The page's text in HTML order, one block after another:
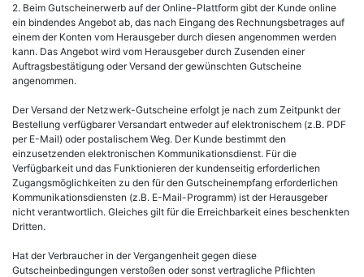
2. Beim Gutscheinerwerb auf der Online-Plattform gibt der Kunde online
ein bindendes Angebot ab, das nach Eingang des Rechnungsbetrages auf
einem der Konten vom Herausgeber durch diesen angenommen werden
kann. Das Angebot wird vom Herausgeber durch Zusenden einer
Auftragsbestätigung oder Versand der gewünschten Gutscheine
angenommen.
Der Versand der Netzwerk-Gutscheine erfolgt je nach zum Zeitpunkt der
Bestellung verfügbarer Versandart entweder auf elektronischem (z.B. PDF
per E-Mail) oder postalischem Weg. Der Kunde bestimmt den
einzusetzenden elektronischen Kommunikationsdienst. Für die
Verfügbarkeit und das Funktionieren der kundenseitig erforderlichen
Zugangsmöglichkeiten zu den für den Gutscheinempfang erforderlichen
Kommunikationsdiensten (z.B. E-Mail-Programm) ist der Herausgeber
nicht verantwortlich. Gleiches gilt für die Erreichbarkeit eines beschenkten
Dritten.
Hat der Verbraucher in der Vergangenheit gegen diese
Gutscheinbedingungen verstoßen oder sonst vertragliche Pflichten